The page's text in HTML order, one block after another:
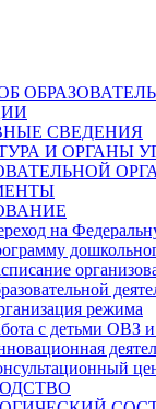
СВЕДЕНИЯ
И ОРГАНЫ
на
режима
с детьми ОВЗ